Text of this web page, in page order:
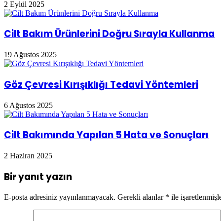
2 Eylül 2025
Cilt Bakım Ürünlerini Doğru Sırayla Kullanma
19 Ağustos 2025
Göz Çevresi Kırışıklığı Tedavi Yöntemleri
6 Ağustos 2025
Cilt Bakımında Yapılan 5 Hata ve Sonuçları
2 Haziran 2025
Bir yanıt yazın
E-posta adresiniz yayınlanmayacak. Gerekli alanlar * ile